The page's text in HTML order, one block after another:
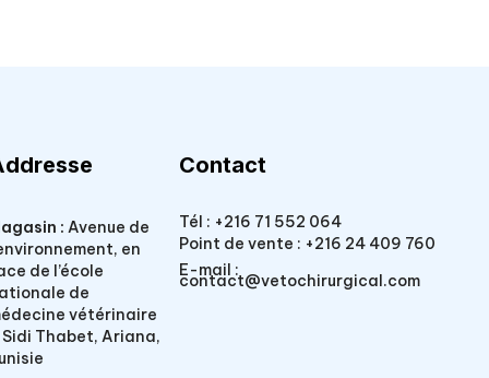
: Avenue de
en
de l’école
de
vétérinaire
Sidi Thabet, Ariana,
Contact
Tél : +216 71 552 064
Point de vente : +216 24 409 760
E-mail :
contact@vetochirurgical.com